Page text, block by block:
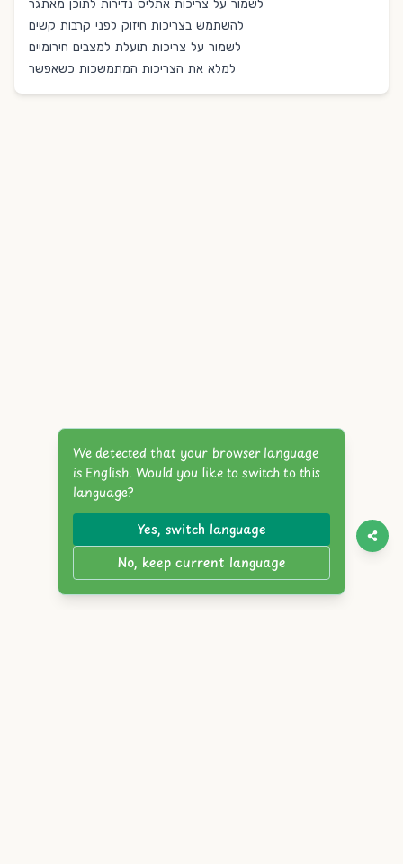
להשתמש בצריכות חיזוק לפני קרבות קשים
לשמור על צריכות תועלת למצבים חירומיים
למלא את הצריכות המתמשכות כשאפשר
We detected that your browser language
is English. Would you like to switch to this
language?
Yes, switch language
No, keep current language